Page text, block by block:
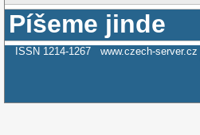
Píšeme jinde
ISSN 1214-1267 www.czech-server.cz